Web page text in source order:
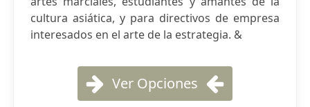
cultura asiática, y para directivos de empresa
interesados en el arte de la estrategia. &
Ver Opciones